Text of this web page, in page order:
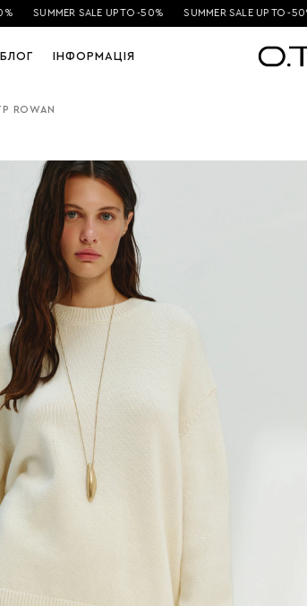
SUMMER SALE UP TO -50% SUMMER SALE UP TO -50%
БЛОГ ІНФОРМАЦІЯ
ROWAN